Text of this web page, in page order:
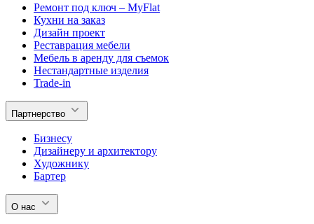
Ремонт под ключ – MyFlat
Кухни на заказ
Дизайн проект
Реставрация мебели
Мебель в аренду для съемок
Нестандартные изделия
Trade-in
Партнерство
Бизнесу
Дизайнеру и архитектору
Художнику
Бартер
О нас